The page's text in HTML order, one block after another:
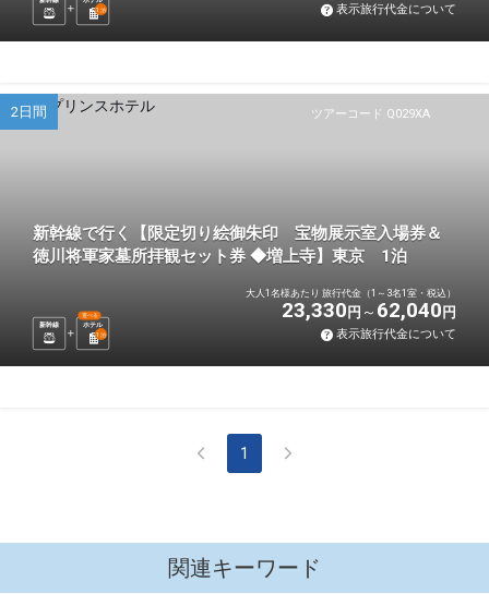
1 泊 表示旅行代金について
ツアーコード Q029XA
2日間
新幹線で行く【限定切り絵御朱印 宝物展示室入場券＆
徳川将軍家墓所拝観セット券 ◆増上寺】東京 1泊
新幹線 ホテル
選べる
1 泊
大人1名様あたり 旅行代金（1～3名1室・税込）
23,330 円 62,040 円
表示旅行代金について
1
関連キーワード